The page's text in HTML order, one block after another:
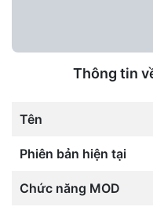
Thông tin
Tên
Phiên bản hiện tại
Chức năng MOD